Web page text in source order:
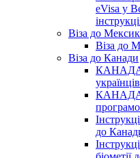
eVisa у
Віза до
Віза до
Віза до Канади
КАНАДА:
КАНАДА:
до